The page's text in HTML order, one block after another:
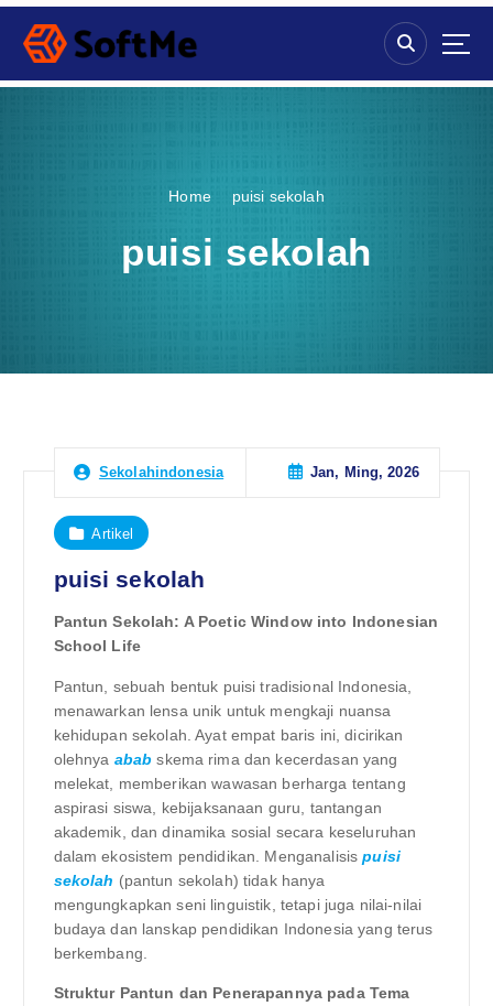
S
p
Home puisi sekolah
puisi sekolah
Sekolahindonesia Jan, Ming, 2026
Artikel
puisi sekolah
Pantun Sekolah: A Poetic Window into Indonesian
School Life
Pantun, sebuah bentuk puisi tradisional Indonesia,
menawarkan lensa unik untuk mengkaji nuansa
kehidupan sekolah. Ayat empat baris ini, dicirikan
olehnya abab skema rima dan kecerdasan yang
melekat, memberikan wawasan berharga tentang
aspirasi siswa, kebijaksanaan guru, tantangan
akademik, dan dinamika sosial secara keseluruhan
dalam ekosistem pendidikan. Menganalisispuisi
sekolah (pantun sekolah) tidak hanya
mengungkapkan seni linguistik, tetapi juga nilai-nilai
budaya dan lanskap pendidikan Indonesia yang terus
berkembang.
Struktur Pantun dan Penerapannya pada Tema